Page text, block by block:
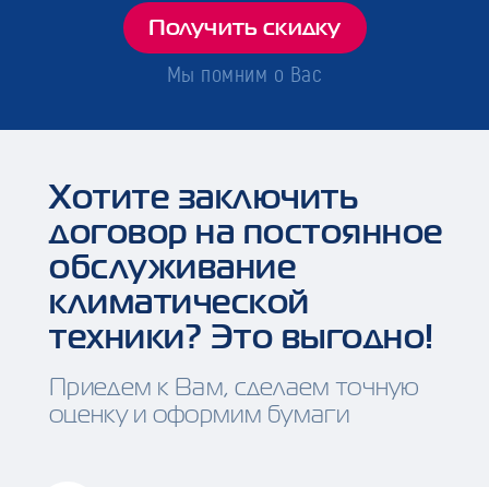
Мы помним о Вас
Получить скидку
Хотите заключить
договор на постоянное
обслуживание
климатической
техники? Это выгодно!
Приедем к Вам, сделаем точную
оценку и оформим бумаги